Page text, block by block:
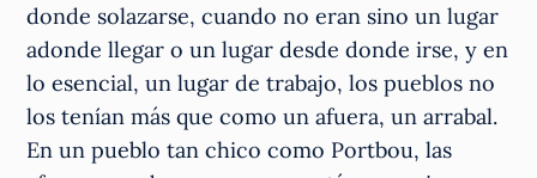
donde solazarse, cuando no eran sino un lugar
adonde llegar o un lugar desde donde irse, y en
lo esencial, un lugar de trabajo, los pueblos no
los tenían más que como un afuera, un arrabal.
En un pueblo tan chico como Portbou, las